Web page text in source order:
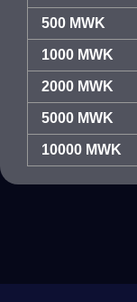
500 MWK
1000 MWK
2000 MWK
5000 MWK
10000 MWK